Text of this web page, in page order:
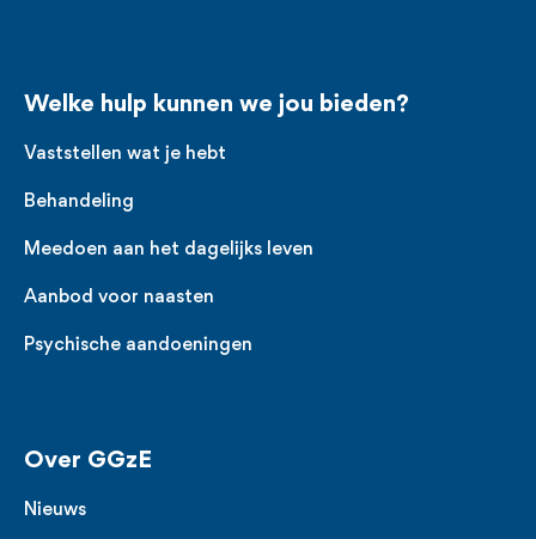
Welke hulp kunnen we jou bieden?
Vaststellen wat je hebt
Behandeling
Meedoen aan het dagelijks leven
Aanbod voor naasten
Psychische aandoeningen
Over GGzE
Nieuws